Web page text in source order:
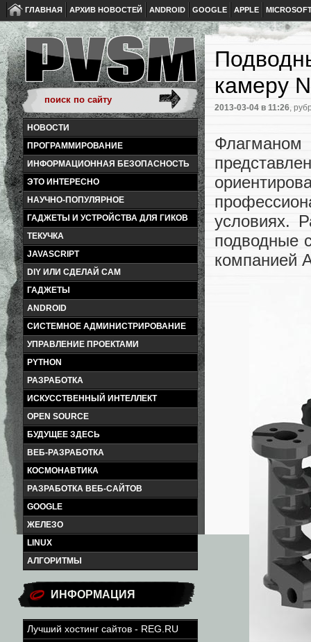
ГЛАВНАЯ АРХИВ НОВОСТЕЙ ANDROID GOOGLE APPLE
НОВОСТИ
ПРОГРАММИРОВАНИЕ
ИНФОРМАЦИОННАЯ БЕЗОПАСНОСТЬ
ЭТО ИНТЕРЕСНО
НАУЧНО-ПОПУЛЯРНОЕ
ГАДЖЕТЫ И УСТРОЙСТВА ДЛЯ ГИКОВ
ТЕКУЧКА
JAVASCRIPT
DIY ИЛИ СДЕЛАЙ САМ
ГАДЖЕТЫ
ANDROID
СИСТЕМНОЕ АДМИНИСТРИРОВАНИЕ
УПРАВЛЕНИЕ ПРОЕКТАМИ
PYTHON
РАЗРАБОТКА
ИСКУССТВЕННЫЙ ИНТЕЛЛЕКТ
OPEN SOURCE
БУДУЩЕЕ ЗДЕСЬ
ВЕБ-РАЗРАБОТКА
КОСМОНАВТИКА
РАЗРАБОТКА ВЕБ-САЙТОВ
GOOGLE
ЖЕЛЕЗО
LINUX
АЛГОРИТМЫ
ИНФОРМАЦИЯ
Лучший хостинг сайтов - REG.RU
камеру
2013-03-04 в 11:26,
условиях.
подводные
компанией